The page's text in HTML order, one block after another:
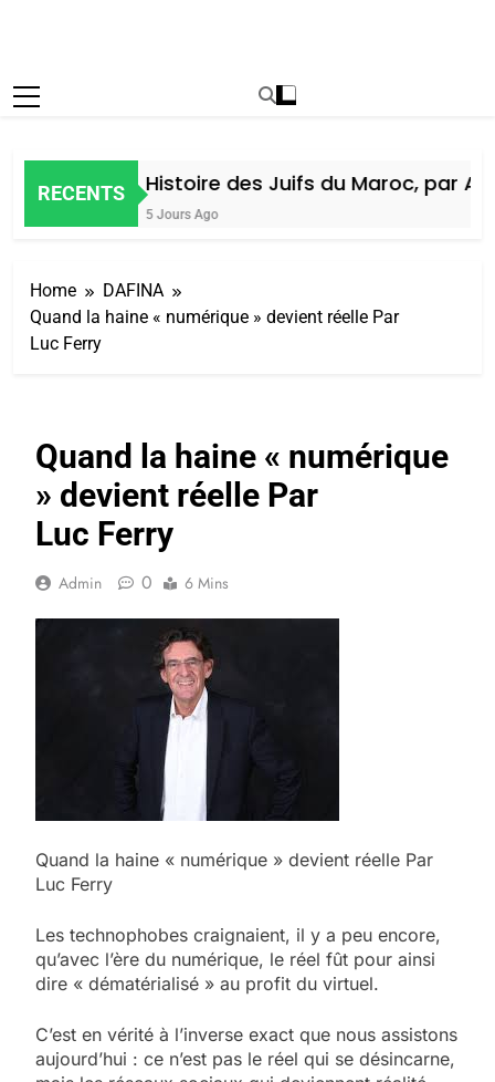
RECENTSHistoire des Juifs du Maroc, par
5 Jours Ago
Home
DAFINA
Quand la haine « numérique » devient réelle Par
Luc Ferry
Quand la haine « numérique
» devient réelle Par
Luc Ferry
Admin 0 6 Mins
Quand la haine « numérique » devient réelle Par
Luc Ferry
Les technophobes craignaient, il y a peu encore,
qu’avec l’ère du numérique, le réel fût pour ainsi
dire « dématérialisé » au profit du virtuel.
C’est en vérité à l’inverse exact que nous assistons
aujourd’hui : ce n’est pas le réel qui se désincarne,